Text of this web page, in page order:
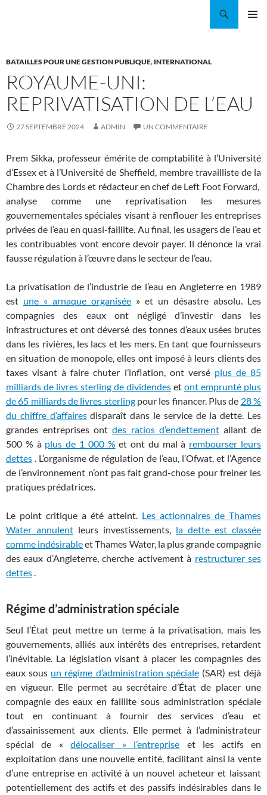
BATAILLES POUR UNE GESTION PUBLIQUE, INTERNATIONAL
ROYAUME-UNI:
REPRIVATISATION DE L’EAU
27 SEPTEMBRE 2024 ADMIN UN COMMENTAIRE
Prem Sikka, professeur émérite de comptabilité à l’Université
d’Essex et à l’Université de Sheffield, membre travailliste de la
Chambre des Lords et rédacteur en chef de Left Foot Forward,
analyse comme une reprivatisation les mesures
gouvernementales spéciales visant à renflouer les entreprises
privées de l’eau en quasi-faillite. Au final, les usagers de l’eau et
les contribuables vont encore devoir payer. Il dénonce la vrai
fausse régulation à l’œuvre dans le secteur de l’eau.
La privatisation de l’industrie de l’eau en Angleterre en 1989
est une « arnaque organisée » et un désastre absolu. Les
compagnies des eaux ont négligé d’investir dans les
infrastructures et ont déversé des tonnes d’eaux usées brutes
dans les rivières, les lacs et les mers. En tant que fournisseurs
en situation de monopole, elles ont imposé à leurs clients des
taxes visant à faire chuter l’inflation, ont versé plus de 85
milliards de livres sterling de dividendes et ont emprunté plus
de 65 milliards de livres sterlingpour les financer. Plus de 28 %
du chiffre d’affairesdisparaît dans le service de la dette. Les
grandes entreprises ontdes ratios d’endettementallant de
500 % à plus de 1 000 % et ont du mal à rembourser leurs
dettes . L’organisme de régulation de l’eau, l’Ofwat, et l’Agence
de l’environnement n’ont pas fait grand-chose pour freiner les
pratiques prédatrices.
Le point critique a été atteint. Les actionnaires de Thames
Water annulent leurs investissements, la dette est classée
comme indésirableet Thames Water, la plus grande compagnie
des eaux d’Angleterre, cherche activement à restructurer ses
dettes.
Régime d’administration spéciale
Seul l’État peut mettre un terme à la privatisation, mais les
gouvernements, alliés aux intérêts des entreprises, retardent
l’inévitable. La législation visant à placer les compagnies des
eaux sous un régime d’administration spéciale(SAR) est déjà
en vigueur. Elle permet au secrétaire d’État de placer une
compagnie des eaux en faillite sous administration spéciale
tout en continuant à fournir des services d’eau et
d’assainissement aux clients. Elle permet à l’administrateur
spécial de «délocaliser » l’entreprise et les actifs en
exploitation dans une nouvelle entité, facilitant ainsi la vente
d’une entreprise en activité à un nouvel acheteur et laissant
potentiellement des actifs et des passifs indésirables dans le